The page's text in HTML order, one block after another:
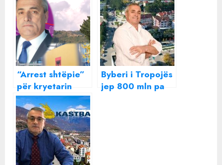
“Arrest shtëpie”
për kryetarin
socialist i
Bashkisë së
Tropojës, Rexh
Byberi dhe
zëvendësi i tij! Ja
për se akuzohen
Byberi i Tropojës
jep 800 mln pa